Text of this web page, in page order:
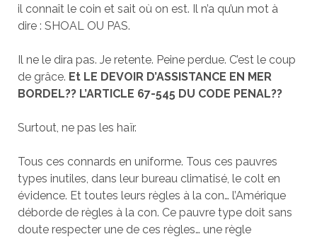
il connaît le coin et sait où on est. Il n’a qu’un mot à
dire : SHOAL OU PAS.
Il ne le dira pas. Je retente. Peine perdue. C’est le coup
de grâce. Et LE DEVOIR D’ASSISTANCE EN MER
BORDEL?? L’ARTICLE 67-545 DU CODE PENAL??
Surtout, ne pas les haïr.
Tous ces connards en uniforme. Tous ces pauvres
types inutiles, dans leur bureau climatisé, le colt en
évidence. Et toutes leurs règles à la con… l’Amérique
déborde de règles à la con. Ce pauvre type doit sans
doute respecter une de ces règles… une règle